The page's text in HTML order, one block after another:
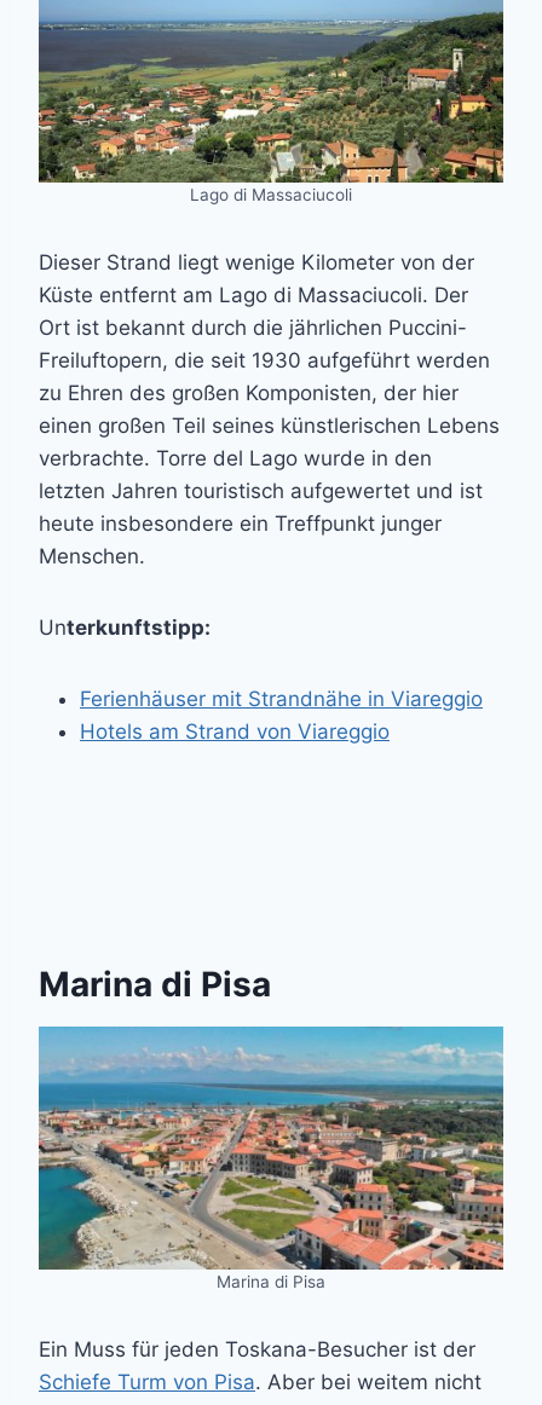
Lago di Massaciucoli
Dieser Strand liegt wenige Kilometer von der
Küste entfernt am Lago di Massaciucoli. Der
Ort ist bekannt durch die jährlichen Puccini-
Freiluftopern, die seit 1930 aufgeführt werden
zu Ehren des großen Komponisten, der hier
einen großen Teil seines künstlerischen Lebens
verbrachte. Torre del Lago wurde in den
letzten Jahren touristisch aufgewertet und ist
heute insbesondere ein Treffpunkt junger
Menschen.
Unterkunftstipp:
Ferienhäuser mit Strandnähe in Viareggio
Hotels am Strand von Viareggio
Marina di Pisa
Marina di Pisa
Ein Muss für jeden Toskana-Besucher ist der
Schiefe Turm von Pisa. Aber bei weitem nicht